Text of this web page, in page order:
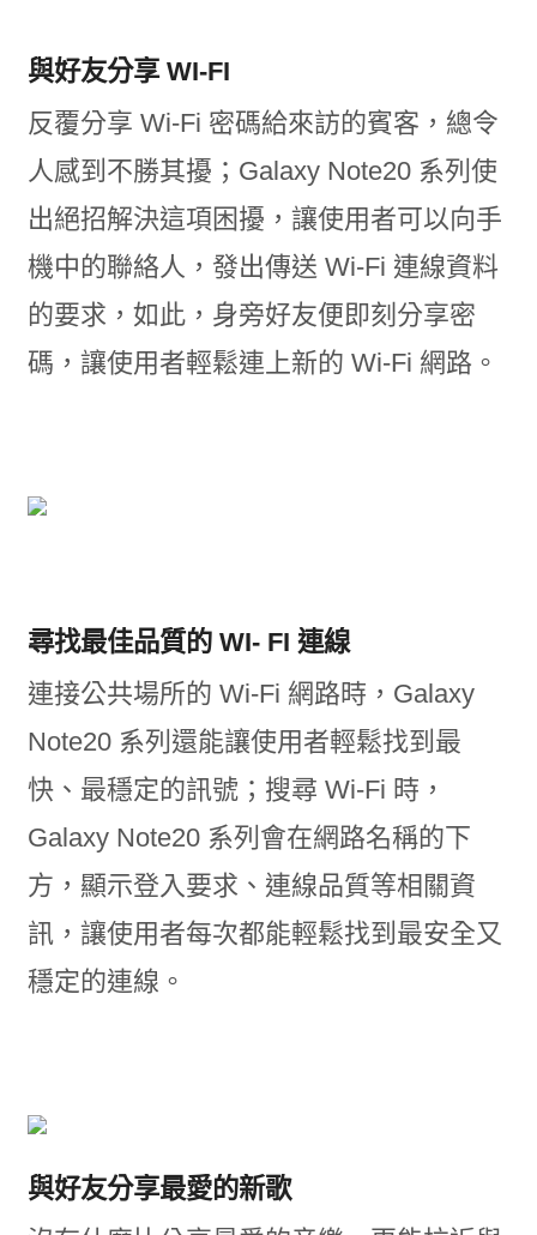
與好友分享 WI-FI
反覆分享 Wi-Fi 密碼給來訪的賓客，總令
人感到不勝其擾；Galaxy Note20 系列使
出絕招解決這項困擾，讓使用者可以向手
機中的聯絡人，發出傳送 Wi-Fi 連線資料
的要求，如此，身旁好友便即刻分享密
碼，讓使用者輕鬆連上新的 Wi-Fi 網路。
尋找最佳品質的 WI- FI 連線
連接公共場所的 Wi-Fi 網路時，Galaxy
Note20 系列還能讓使用者輕鬆找到最
快、最穩定的訊號；搜尋 Wi-Fi 時，
Galaxy Note20 系列會在網路名稱的下
方，顯示登入要求、連線品質等相關資
訊，讓使用者每次都能輕鬆找到最安全又
穩定的連線。
與好友分享最愛的新歌